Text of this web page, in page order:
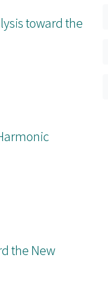
toward the
the New